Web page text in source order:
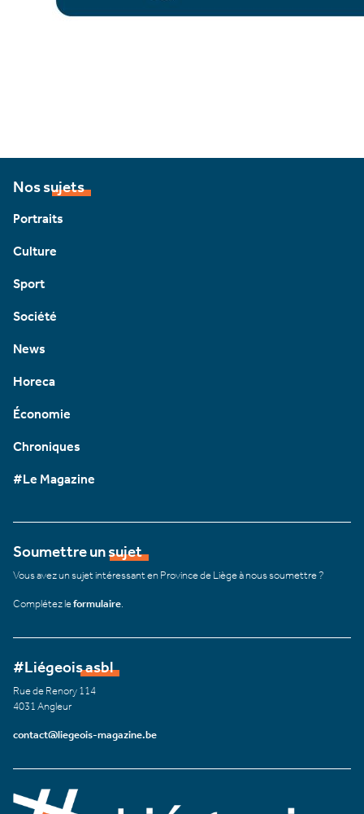
Nos sujets
Portraits
Culture
Sport
Société
News
Horeca
Économie
Chroniques
#Le Magazine
Soumettre un sujet
Vous avez un sujet intéressant en Province de Liège à nous soumettre ?
Complétez leformulaire
#Liégeois asbl
Rue de Renory 114
4031 Angleur
contact@liegeois-magazine.be